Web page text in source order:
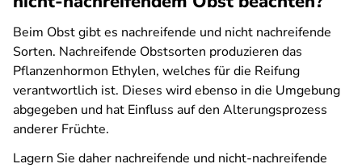
Beim Obst gibt es nachreifende und nicht nachreifende
Sorten. Nachreifende Obstsorten produzieren das
Pflanzenhormon Ethylen, welches für die Reifung
verantwortlich ist. Dieses wird ebenso in die Umgebung
abgegeben und hat Einfluss auf den Alterungsprozess
anderer Früchte.
Lagern Sie daher nachreifende und nicht-nachreifende